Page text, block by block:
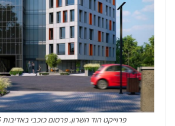
פרוייקט הוד השרון, פרסום כוכבי באדיבות V5 אדריכלים